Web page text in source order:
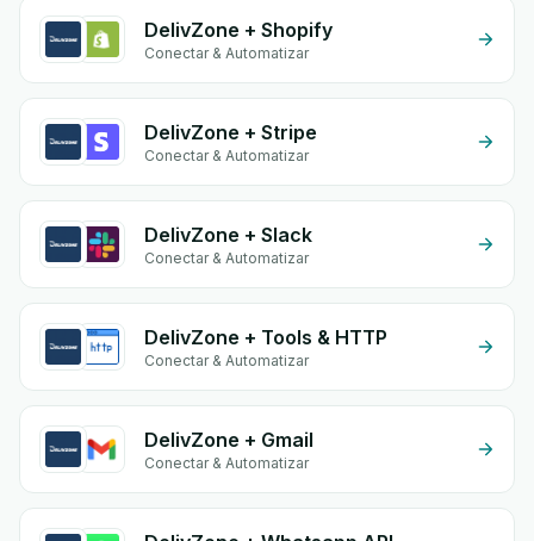
DelivZone + Shopify
Conectar & Automatizar
DelivZone + Stripe
Conectar & Automatizar
DelivZone + Slack
Conectar & Automatizar
DelivZone + Tools & HTTP
Conectar & Automatizar
DelivZone + Gmail
Conectar & Automatizar